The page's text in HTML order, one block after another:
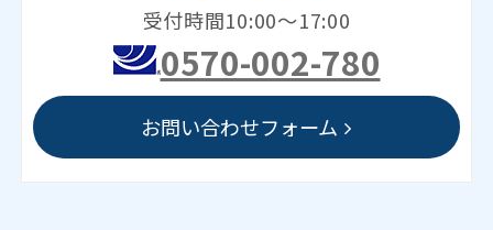
受付時間10:00～17:00
0570-002-780
お問い合わせフォーム